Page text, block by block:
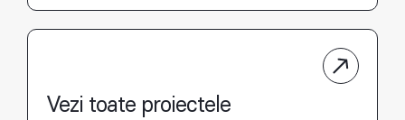
Vezi toate proiectele